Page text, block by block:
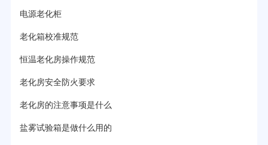
电源老化柜
老化箱校准规范
恒温老化房操作规范
老化房安全防火要求
老化房的注意事项是什么
盐雾试验箱是做什么用的